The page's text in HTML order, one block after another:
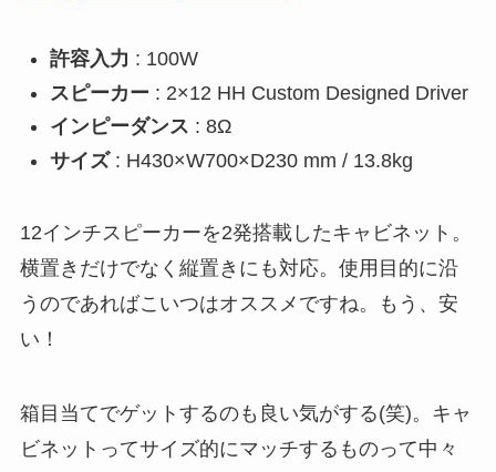
許容入力 : 100W
スピーカー : 2×12 HH Custom Designed Driver
インピーダンス : 8Ω
サイズ: H430×W700×D230 mm / 13.8kg
12インチスピーカーを2発搭載したキャビネット。
横置きだけでなく縦置きにも対応。使用目的に沿
うのであればこいつはオススメですね。もう、安
い！
箱目当てでゲットするのも良い気がする(笑)。キャ
ビネットってサイズ的にマッチするものって中々